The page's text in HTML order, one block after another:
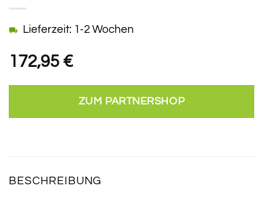
172,95 €
Lieferzeit: 1-2 Wochen
ZUM PARTNERSHOP
BESCHREIBUNG